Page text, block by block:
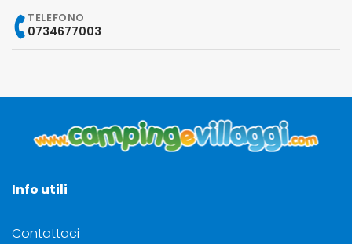
TELEFONO
0734677003
Info utili
Contattaci